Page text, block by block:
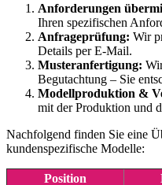
Anforderungen
Ihren spezifischen
Anfrageprüfung: Wir
Details per E-Mail.
Musteranfertigung:
Begutachtung – Sie
Modellproduktion &
mit der Produktion und
Nachfolgend finden Sie eine
kundenspezifische Modelle:
Position